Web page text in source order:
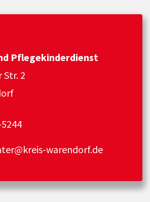
Pflegekinderdienst
2
warendorf.de